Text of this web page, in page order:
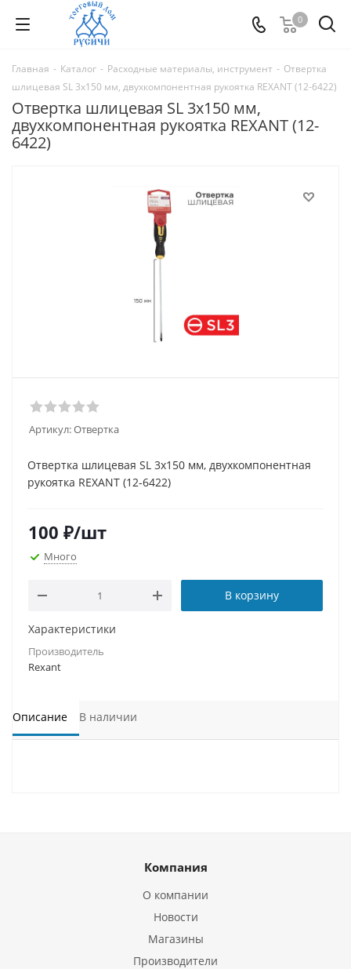
0
Главная - Каталог - Расходные материалы, инструмент - Отвертка
шлицевая SL 3х150 мм, двухкомпонентная рукоятка REXANT (12-6422)
Отвертка шлицевая SL 3х150 мм,
двухкомпонентная рукоятка REXANT (12-
6422)
Артикул:Отвертка
Отвертка шлицевая SL 3х150 мм, двухкомпонентная
рукоятка REXANT (12-6422)
100 ₽/шт
Много
В корзину
Характеристики
Производитель
Rexant
Описание В наличии
Компания
О компании
Новости
Магазины
Производители